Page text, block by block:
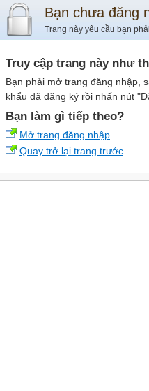
Bạn chưa đăng
Trang này yêu cầu bạn
Truy cập trang này như
Bạn phải mở trang đăng nhập,
khẩu đã đăng ký rồi nhấn nút
Bạn làm gì tiếp theo?
Mở trang đăng nhập
Quay trở lại trang trước